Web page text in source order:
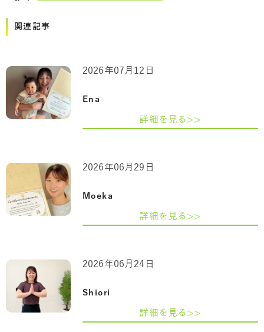
関連記事
Ena
2026年07月12日
詳細を見る>>
Moeka
2026年06月29日
詳細を見る>>
Shiori
2026年06月24日
詳細を見る>>